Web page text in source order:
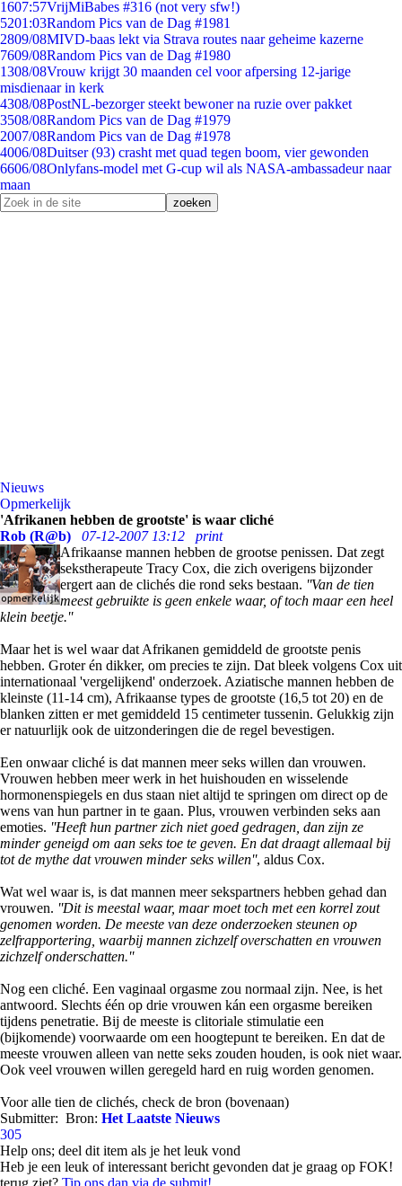
1607:57VrijMiBabes #316 (not very sfw!)
5201:03Random Pics van de Dag #1981
2809/08MIVD-baas lekt via Strava routes naar geheime kazerne
7609/08Random Pics van de Dag #1980
1308/08Vrouw krijgt 30 maanden cel voor afpersing 12-jarige
misdienaar in kerk
4308/08PostNL-bezorger steekt bewoner na ruzie over pakket
3508/08Random Pics van de Dag #1979
2007/08Random Pics van de Dag #1978
4006/08Duitser (93) crasht met quad tegen boom, vier gewonden
6606/08Onlyfans-model met G-cup wil als NASA-ambassadeur naar
maan
Nieuws
Opmerkelijk
'Afrikanen hebben de grootste' is waar cliché
Rob (R@b)
07-12-2007 13:12
print
Afrikaanse mannen hebben de grootse penissen. Dat zegt
sekstherapeute Tracy Cox, die zich overigens bijzonder
ergert aan de clichés die rond seks bestaan. ''Van de tien
meest gebruikte is geen enkele waar, of toch maar een heel
klein beetje.''
Maar het is wel waar dat Afrikanen gemiddeld de grootste penis
hebben. Groter én dikker, om precies te zijn. Dat bleek volgens Cox uit
internationaal 'vergelijkend' onderzoek. Aziatische mannen hebben de
kleinste (11-14 cm), Afrikaanse types de grootste (16,5 tot 20) en de
blanken zitten er met gemiddeld 15 centimeter tussenin. Gelukkig zijn
er natuurlijk ook de uitzonderingen die de regel bevestigen.
Een onwaar cliché is dat mannen meer seks willen dan vrouwen.
Vrouwen hebben meer werk in het huishouden en wisselende
hormonenspiegels en dus staan niet altijd te springen om direct op de
wens van hun partner in te gaan. Plus, vrouwen verbinden seks aan
emoties. ''Heeft hun partner zich niet goed gedragen, dan zijn ze
minder geneigd om aan seks toe te geven. En dat draagt allemaal bij
tot de mythe dat vrouwen minder seks willen'', aldus Cox.
Wat wel waar is, is dat mannen meer sekspartners hebben gehad dan
vrouwen. ''Dit is meestal waar, maar moet toch met een korrel zout
genomen worden. De meeste van deze onderzoeken steunen op
zelfrapportering, waarbij mannen zichzelf overschatten en vrouwen
zichzelf onderschatten.''
Nog een cliché. Een vaginaal orgasme zou normaal zijn. Nee, is het
antwoord. Slechts één op drie vrouwen kán een orgasme bereiken
tijdens penetratie. Bij de meeste is clitoriale stimulatie een
(bijkomende) voorwaarde om een hoogtepunt te bereiken. En dat de
meeste vrouwen alleen van nette seks zouden houden, is ook niet waar.
Ook veel vrouwen willen geregeld hard en ruig worden genomen.
Voor alle tien de clichés, check de bron (bovenaan)
Submitter: Bron: Het Laatste Nieuws
305
Help ons; deel dit item als je het leuk vond
Heb je een leuk of interessant bericht gevonden dat je graag op FOK!
terug ziet? Tip ons dan via de submit!